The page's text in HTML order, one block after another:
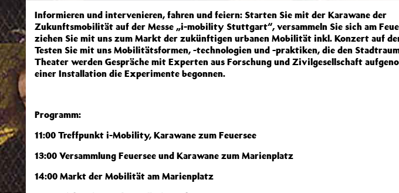
Informieren und intervenieren, fahren und feiern: Starten Sie mit der Karawane der
Zukunftsmobilität auf der Messe „i-mobility Stuttgart“, versammeln Sie sich am
ziehen Sie mit uns zum Markt der zukünftigen urbanen Mobilität inkl. Konzert auf
Testen Sie mit uns Mobilitätsformen, -technologien und -praktiken, die den
Theater werden Gespräche mit Experten aus Forschung und Zivilgesellschaft
einer Installation die Experimente begonnen.
Programm:
11:00 Treffpunkt i-Mobility, Karawane zum Feuersee
13:00 Versammlung Feuersee und Karawane zum Marienplatz
14:00 Markt der Mobilität am Marienplatz